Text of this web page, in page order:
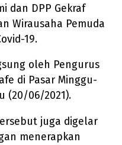
dan DPP Gekraf
Wirausaha Pemuda
19.
oleh Pengurus
di Pasar Minggu-
(20/06/2021).
juga digelar
menerapkan